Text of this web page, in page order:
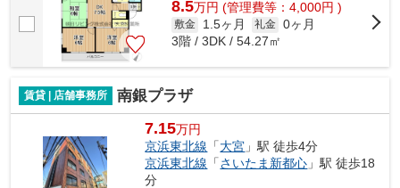
8.5万円 (管理費等：4,000円 )
敷金 1.5ヶ月 礼金 0ヶ月
3階 / 3DK / 54.27㎡
賃貸 | 店舗事務所 南銀プラザ
7.15万円
京浜東北線 「大宮 」駅 徒歩4分
京浜東北線 「さいたま新都心 」駅 徒歩18
分